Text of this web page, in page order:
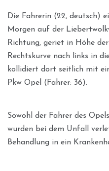
Die Fahrerin (22, deutsch)
Morgen auf der
Richtung, geriet in Höhe
Rechtskurve nach links in
kollidiert dort seitlich mit
Pkw Opel (Fahrer: 36).
Sowohl der Fahrer des
wurden bei dem Unfall
Behandlung in ein